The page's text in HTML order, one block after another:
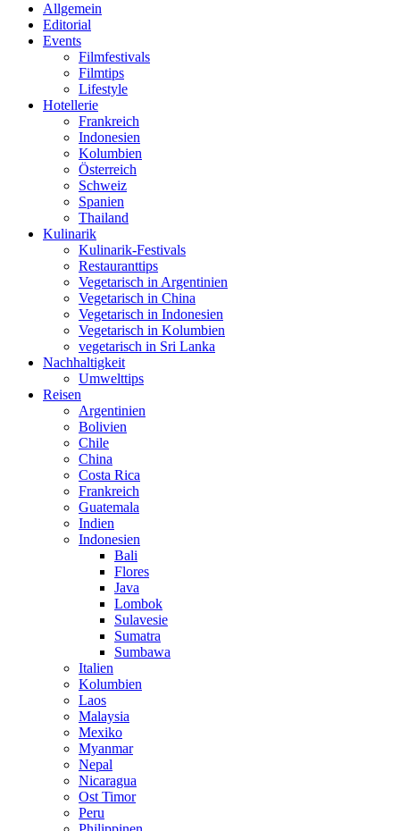
Allgemein
Editorial
Events
Filmfestivals
Filmtips
Lifestyle
Hotellerie
Frankreich
Indonesien
Kolumbien
Österreich
Schweiz
Spanien
Thailand
Kulinarik
Kulinarik-Festivals
Restauranttips
Vegetarisch in Argentinien
Vegetarisch in China
Vegetarisch in Indonesien
Vegetarisch in Kolumbien
vegetarisch in Sri Lanka
Nachhaltigkeit
Umwelttips
Reisen
Argentinien
Bolivien
Chile
China
Costa Rica
Frankreich
Guatemala
Indien
Indonesien
Bali
Flores
Java
Lombok
Sulavesie
Sumatra
Sumbawa
Italien
Kolumbien
Laos
Malaysia
Mexiko
Myanmar
Nepal
Nicaragua
Ost Timor
Peru